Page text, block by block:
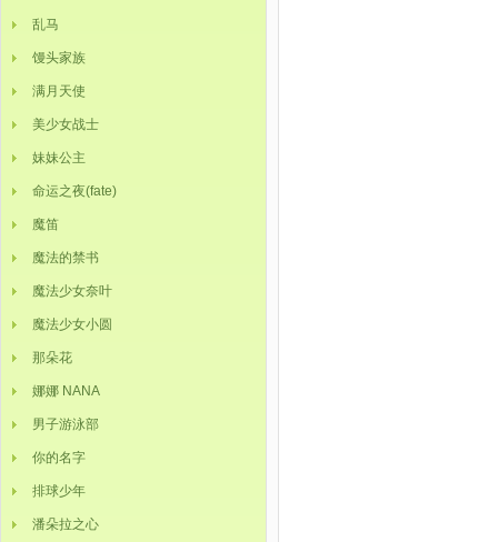
乱马
馒头家族
满月天使
美少女战士
妹妹公主
命运之夜(fate)
魔笛
魔法的禁书
魔法少女奈叶
魔法少女小圆
那朵花
娜娜 NANA
男子游泳部
你的名字
排球少年
潘朵拉之心